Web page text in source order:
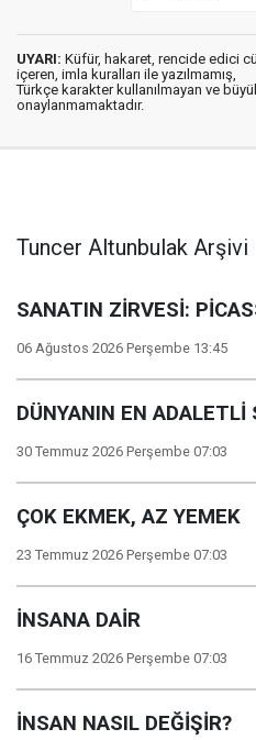
UYARI: Küfür, hakaret, rencide edici
içeren, imla kuralları ile yazılmamış,
Türkçe karakter kullanılmayan ve
onaylanmamaktadır.
Tuncer Altunbulak Arşivi
SANATIN ZİRVESİ:
06 Ağustos 2026 Perşembe 13:45
DÜNYANIN EN ADALETLİ
30 Temmuz 2026 Perşembe 07:03
ÇOK EKMEK, AZ YEMEK
23 Temmuz 2026 Perşembe 07:03
İNSANA DAİR
16 Temmuz 2026 Perşembe 07:03
İNSAN NASIL DEĞİŞİR?